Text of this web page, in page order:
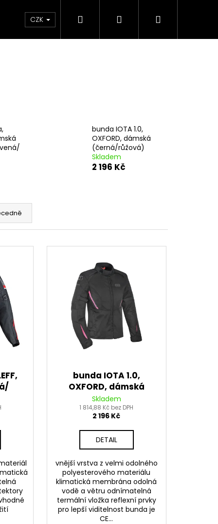
& Maziva Příslušenství Dárkové
CZK Hledat PřihlášeníNákupní
bunda IOTA 1.0,
OXFORD, dámská
(černá/růžová)
Skladem
2 196 Kč
bunda IOTA 1.0,
OXFORD, dámská
(černá/růžová)
Skladem
1 814,88 Kč bez DPH
2 196 Kč
DETAIL
vnější vrstva z velmi odolného
polyesterového materiálu
klimatická membrána odolná
vodě a větru odnímatelná
termální vložka reflexní prvky
pro lepší viditelnost bunda je
CE...
TŘMENU